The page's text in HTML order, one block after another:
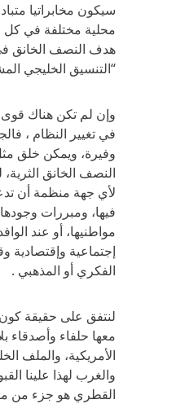
سيكون مخابراتيا
محلية مختلفة في كل
هدف النصف الخانق
“التنسيق الخليجي
وإن لم تكن هناك
في تغيير النظام ،
وفيرة، ويمكن خلق
النصف الخانق
لأي جهة منظمة أن
فيها، ومبررات
مواطنيها، أو عند
إجتماعية وإقتصادية
الفكري أو المذهبي .
لنتفق على حقيقة
معها حلفاء وأصدقاء
الأمريكية، والملف
والغرب لهذا علينا
القطري هو جزء من